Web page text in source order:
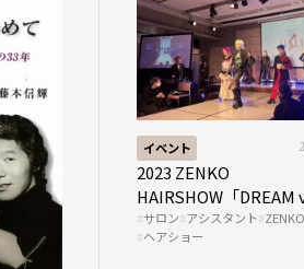
イベント
2023 ZENKO
HAIRSHOW「DREAM
サロン アシスタント ZENKO
ヘアショー